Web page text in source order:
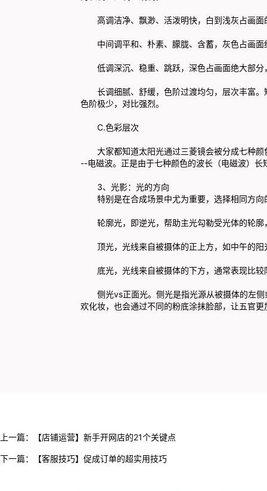
高调洁净、飘渺、活泼明快，白到浅灰占画
中间调平和、朴素、朦胧、含蓄，灰色占画面
低调深沉、稳重、跳跃，深色占画面绝大部
长调细腻、舒缓，色阶过渡均匀，层次丰富
色阶极少，对比强烈。
C.色彩层次
大家都知道太阳光通过三菱镜会被分成七种
--电磁波。正是由于七种颜色的波长（电磁波）
3、光影：光的方向
特别是在合成场景中尤为重要，选择相同方
轮廓光，即逆光，帮助主光勾勒受光体的轮
顶光，光线来自被摄体的正上方，如中午的
底光，光线来自被摄体的下方，通常表现比
侧光vs正面光。侧光是指光源从被摄体的左
欢化妆，也会通过不同的粉底涂抹脸部，让五官
上一篇： 【店铺运营】新手开网店的21个关键点
下一篇： 【客服技巧】促成订单的超实用技巧